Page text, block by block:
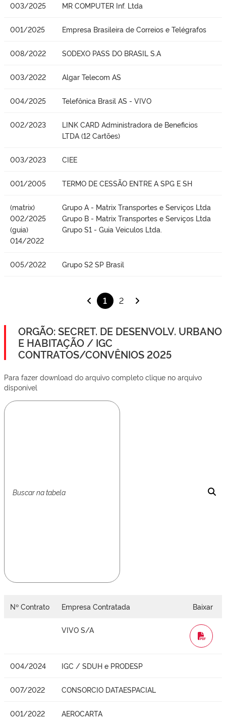
003/2025 MR COMPUTER Inf. Ltda
001/2025 Empresa Brasileira de Correios e Telégrafos
008/2022 SODEXO PASS DO BRASIL S.A
003/2022 Algar Telecom AS
004/2025 Telefônica Brasil AS - VIVO
002/2023
LINK CARD Administradora de Beneficios
LTDA (12 Cartões)
003/2023 CIEE
001/2005 TERMO DE CESSÃO ENTRE A SPG E SH
(matrix)
002/2025
(guia)
014/2022
Grupo A - Matrix Transportes e Serviços Ltda
Grupo B - Matrix Transportes e Serviços Ltda
Grupo S1 - Guia Veiculos Ltda.
005/2022 Grupo S2 SP Brasil
1 2
ORGÃO: SECRET. DE DESENVOLV. URBANO
E HABITAÇÃO / IGC
CONTRATOS/CONVÊNIOS 2025
Para fazer download do arquivo completo clique no arquivo
disponível
Nº Contrato Empresa Contratada Baixar
VIVO S/A
WORD
004/2024 IGC / SDUH e PRODESP
007/2022 CONSORCIO DATAESPACIAL
001/2022 AEROCARTA